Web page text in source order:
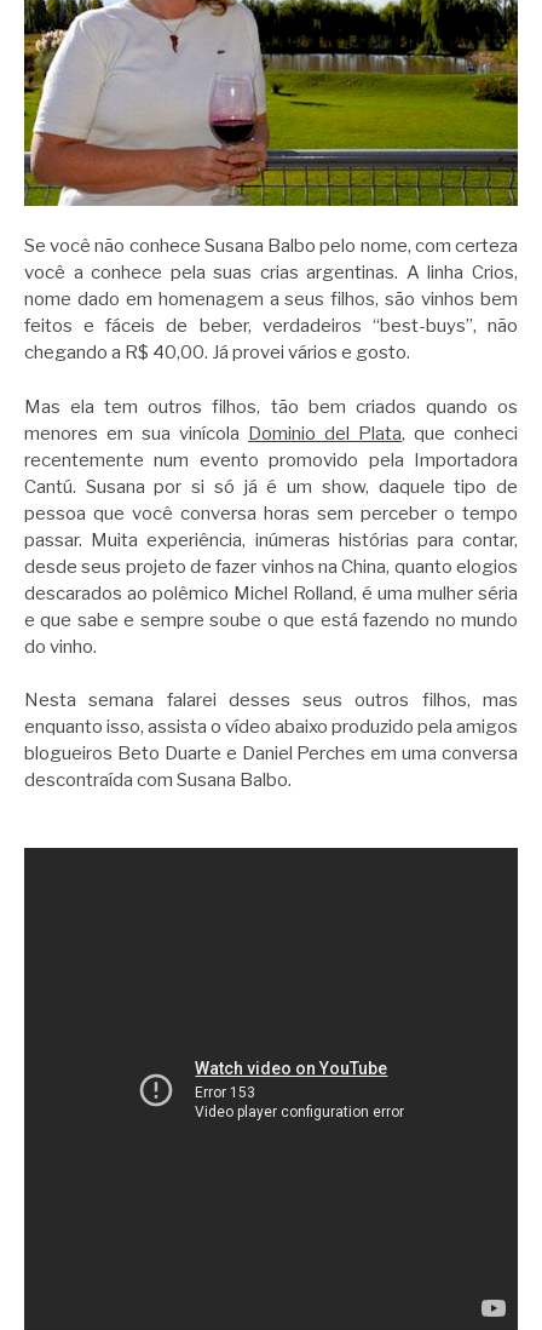
Se você não conhece Susana Balbo pelo nome, com certeza
você a conhece pela suas crias argentinas. A linha Crios,
nome dado em homenagem a seus filhos, são vinhos bem
feitos e fáceis de beber, verdadeiros “best-buys”, não
chegando a R$ 40,00. Já provei vários e gosto.
Mas ela tem outros filhos, tão bem criados quando os
menores em sua vinícola Dominio del Plata, que conheci
recentemente num evento promovido pela Importadora
Cantú. Susana por si só já é um show, daquele tipo de
pessoa que você conversa horas sem perceber o tempo
passar. Muita experiência, inúmeras histórias para contar,
desde seus projeto de fazer vinhos na China, quanto elogios
descarados ao polêmico Michel Rolland, é uma mulher séria
e que sabe e sempre soube o que está fazendo no mundo
do vinho.
Nesta semana falarei desses seus outros filhos, mas
enquanto isso, assista o vídeo abaixo produzido pela amigos
blogueiros Beto Duarte e Daniel Perches em uma conversa
descontraída com Susana Balbo.